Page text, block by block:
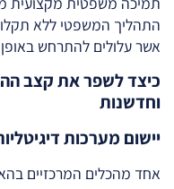
התהליך המשפטי ללא
אשר עלולים להתרחש באופן
כיצד לשפר את קצב
וחדשנות
יישום מערכות
אחד מהכלים המרכזיים